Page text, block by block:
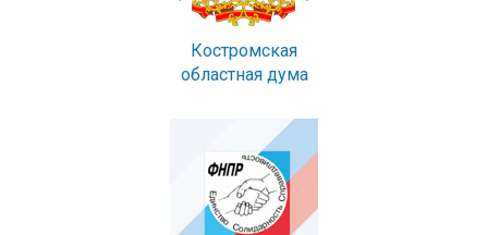
Костромская
областная дума